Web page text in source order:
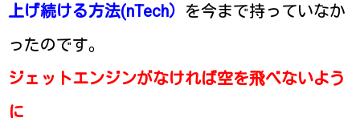
上げ続ける方法(nTech） を今まで持っていなか
ったのです。
ジェットエンジンがなければ空を飛べないよう
に